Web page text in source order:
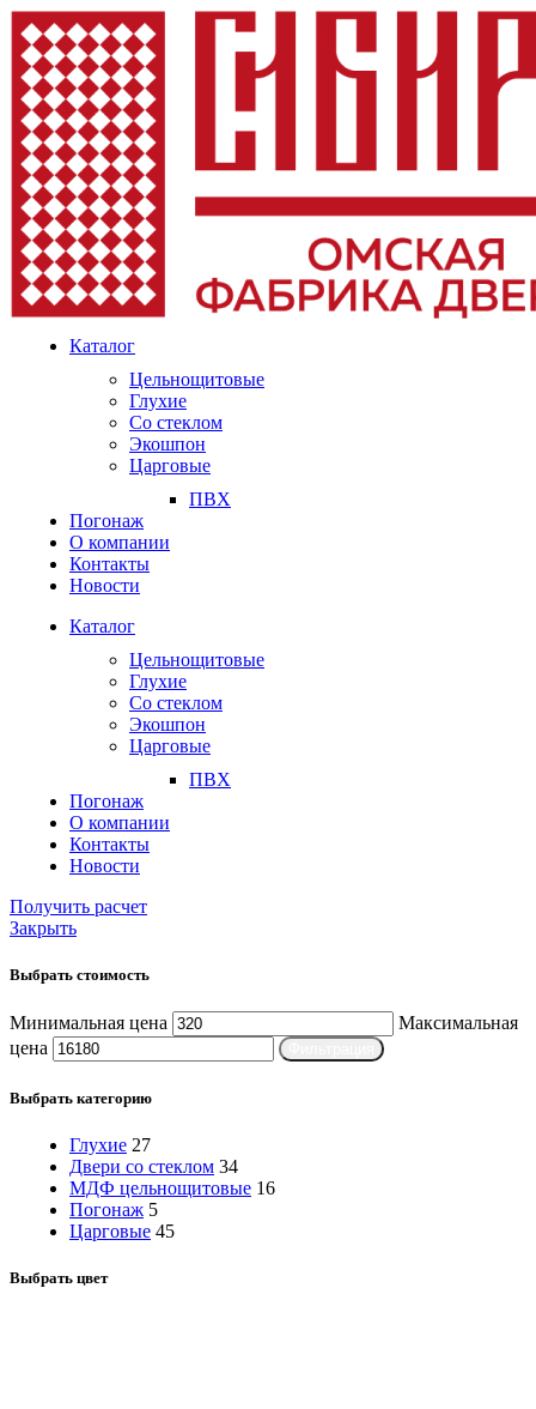
Каталог
Цельнощитовые
Глухие
Со стеклом
Экошпон
Царговые
ПВХ
Погонаж
О компании
Контакты
Новости
Каталог
Цельнощитовые
Глухие
Со стеклом
Экошпон
Царговые
ПВХ
Погонаж
О компании
Контакты
Новости
Получить расчет
Закрыть
Выбрать стоимость
Минимальная цена
Максимальная
цена
Выбрать категорию
Глухие 27
Двери со стеклом 34
МДФ цельнощитовые 16
Погонаж 5
Царговые 45
Выбрать цвет